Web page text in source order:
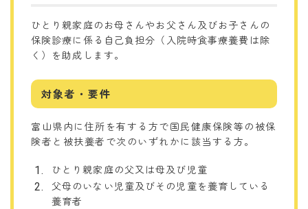
ひとり親家庭のお母さんやお父さん及びお子さんの
保険診療に係る自己負担分（入院時食事療養費は除
く）を助成します。
対象者・要件
富山県内に住所を有する方で国民健康保険等の被保
険者と被扶養者で次のいずれかに該当する方。
ひとり親家庭の父又は母及び児童
父母のいない児童及びその児童を養育している
養育者